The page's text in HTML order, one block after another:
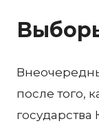
после того,